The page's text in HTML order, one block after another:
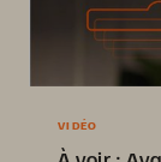
VIDÉO